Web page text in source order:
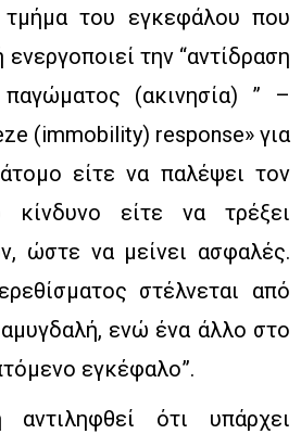
τμήμα του εγκεφάλου που
την “αντίδραση
(ακινησία) ” –
(immobility) response» για
είτε να παλέψει τον
κίνδυνο είτε να τρέξει
ώστε να μείνει ασφαλές.
στέλνεται από
ενώ ένα άλλο στο
εγκέφαλο”.
ότι υπάρχει